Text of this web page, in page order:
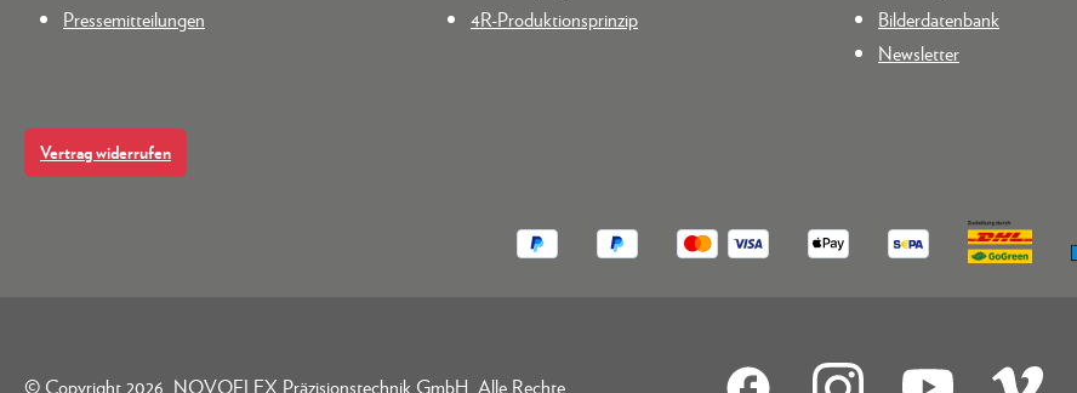
Pressemitteilungen
4R-Produktionsprinzip
Bilderdatenbank
Newsletter
Vertrag widerrufen
© Copyright 2026. NOVOFLEX Präzisionstechnik GmbH. Alle Rechte.